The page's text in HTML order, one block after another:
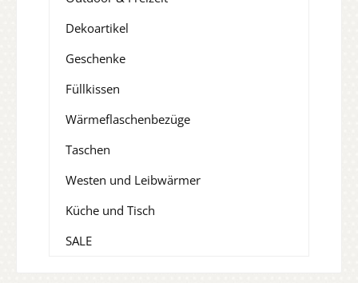
Dekoartikel
Geschenke
Füllkissen
Wärmeflaschenbezüge
Taschen
Westen und Leibwärmer
Küche und Tisch
SALE